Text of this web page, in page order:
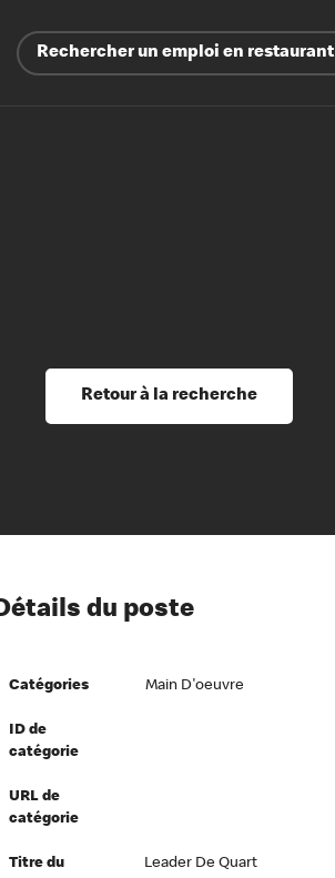
Rechercher un emploi en restaurant
et perfectionnement
du savoir
à l’égard de nos employés
directeurs
équité et inclusion
au travail
Retour à la recherche
du poste
Catégories Main D'oeuvre
ID de
catégorie
URL de
catégorie
Titre du
Leader De Quart